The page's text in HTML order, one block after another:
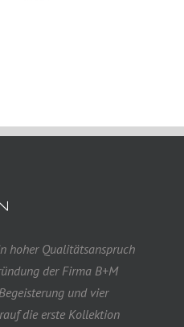
hoher Qualitätsanspruch
der Firma B+M
und vier
die erste Kollektion